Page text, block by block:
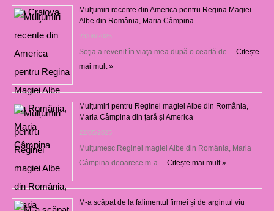
Mulţumiri recente din America pentru Regina Magiei
Albe din România, Maria Câmpina
23/08/2025
Soţia a revenit în viaţa mea după o ceartă de … Citește
mai mult »
Mulțumiri pentru Reginei magiei Albe din România,
Maria Câmpina din țară și America
22/05/2025
Mulţumesc Reginei magiei Albe din România, Maria
Câmpina deoarece m-a … Citește mai mult »
M-a scăpat de la falimentul firmei și de argintul viu